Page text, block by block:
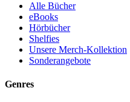
Alle Bücher
eBooks
Hörbücher
Shelfies
Unsere Merch-Kollektion
Sonderangebote
Genres